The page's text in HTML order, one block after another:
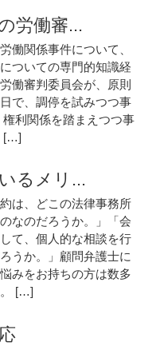
労働審...
働関係事件について、
ついての専門的知識経
働審判委員会が、原則
で、調停を試みつつ事
利関係を踏まえつつ事
[…]
るメリ...
は、どこの法律事務所
なのだろうか。」「会
て、個人的な相談を行
うか。」顧問弁護士に
みをお持ちの方は数多
。 […]